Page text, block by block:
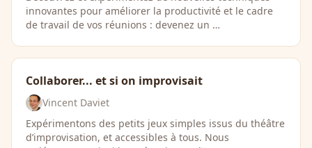
innovantes pour améliorer la productivité et le cadre
de travail de vos réunions : devenez un …
Collaborer... et si on improvisait
Vincent Daviet
Expérimentons des petits jeux simples issus du théâtre
d’improvisation, et accessibles à tous. Nous